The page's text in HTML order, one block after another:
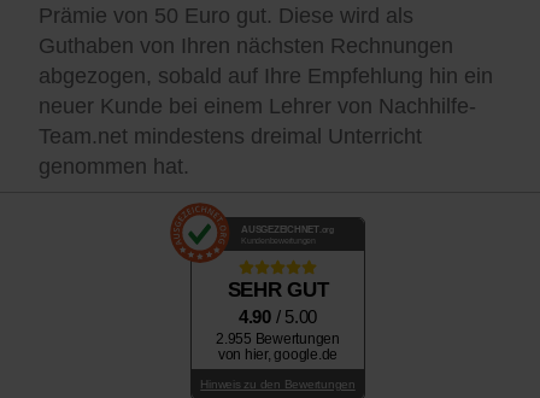
Prämie von 50 Euro gut. Diese wird als
Guthaben von Ihren nächsten Rechnungen
abgezogen, sobald auf Ihre Empfehlung hin ein
neuer Kunde bei einem Lehrer von Nachhilfe-
Team.net mindestens dreimal Unterricht
genommen hat.
AUSGEZEICHNET .org
Kundenbewertungen
SEHR GUT
4.90 / 5.00
2.955 Bewertungen
von hier, google.de
Hinweis zu den Bewertungen